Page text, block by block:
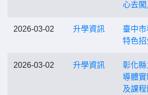
心去
2026-03-02 升學資訊
臺中
特色招
2026-03-02 升學資訊
彰化
導體
及課